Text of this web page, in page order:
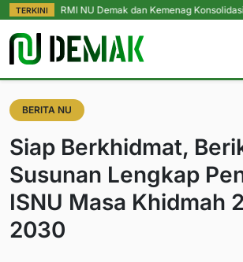
TERKINI
NU Demak dan Kemenag Konsolidasikan
BERITA NU
Siap Berkhidmat,
Susunan Lengkap
ISNU Masa Khidmah
2030